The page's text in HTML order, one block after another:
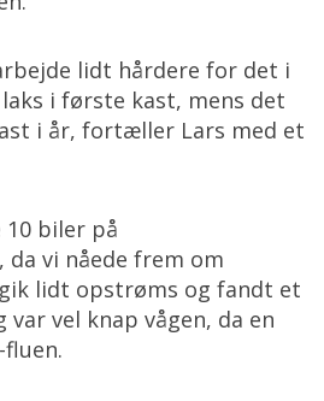
lidt hårdere for det i
i første kast, mens det
i år, fortæller Lars med et
10 biler på
da vi nåede frem om
lidt opstrøms og fandt et
vel knap vågen, da en